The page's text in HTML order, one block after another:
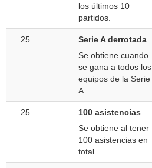
los últimos 10
partidos.
25
Serie A derrotada
Se obtiene cuando
se gana a todos los
equipos de la Serie
A.
25
100 asistencias
Se obtiene al tener
100 asistencias en
total.